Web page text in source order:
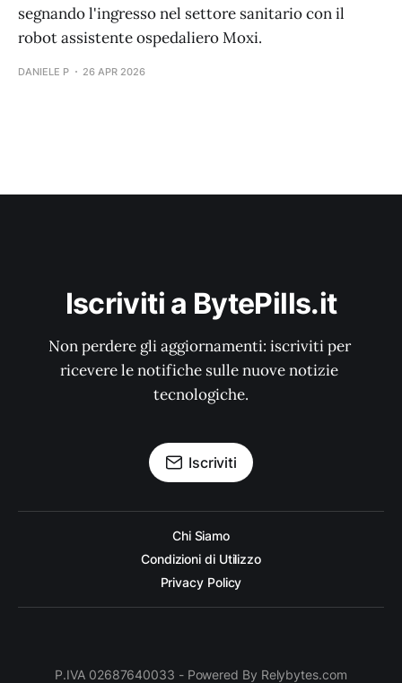
segnando l'ingresso nel settore sanitario con il
robot assistente ospedaliero Moxi.
DANIELE P 26 APR 2026
Iscriviti a BytePills.it
Non perdere gli aggiornamenti: iscriviti per
ricevere le notifiche sulle nuove notizie
tecnologiche.
Iscriviti
Chi Siamo
Condizioni di Utilizzo
Privacy Policy
P.IVA 02687640033 - Powered By Relybytes.com